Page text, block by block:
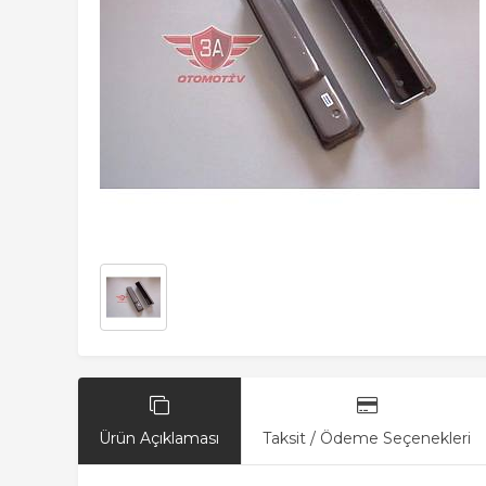
Ürün Açıklaması Taksit / Ödeme Seçenekleri